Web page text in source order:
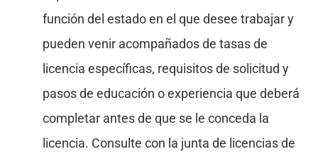
función del estado en el que desee trabajar y
pueden venir acompañados de tasas de
licencia específicas, requisitos de solicitud y
pasos de educación o experiencia que deberá
completar antes de que se le conceda la
licencia. Consulte con la junta de licencias de